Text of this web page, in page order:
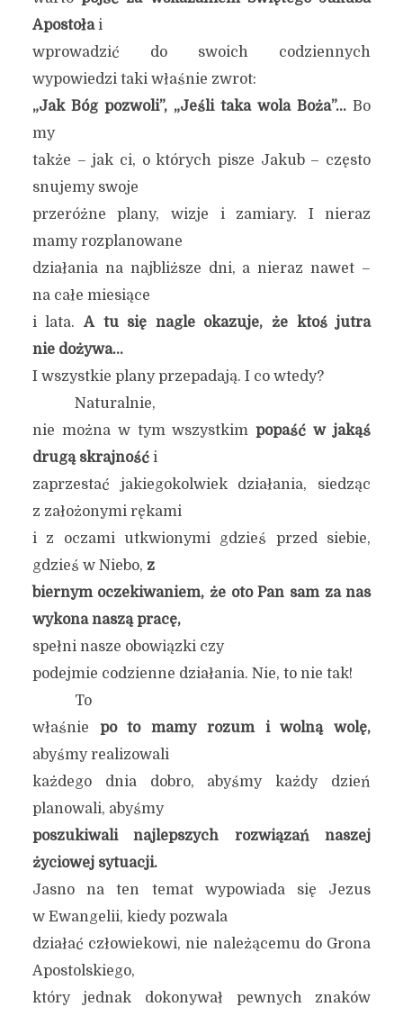
Apostołai
wprowadzić do swoich codziennych
wypowiedzi taki właśnie zwrot:
„Jak Bóg pozwoli”, „Jeśli taka wola Boża”… Bo
my
także – jak ci, o których pisze Jakub – często
snujemy swoje
przeróżne plany, wizje i zamiary. I nieraz
mamy rozplanowane
działania na najbliższe dni, a nieraz nawet –
na całe miesiące
i lata.A tu się nagle okazuje, że ktoś jutra
nie dożywa…
I wszystkie plany przepadają. I co wtedy?
Naturalnie,
nie można w tym wszystkimpopaść w jakąś
drugą skrajność i
zaprzestać jakiegokolwiek działania, siedząc
z założonymi rękami
i z oczami utkwionymi gdzieś przed siebie,
gdzieś w Niebo, z
biernym oczekiwaniem, że oto Pan sam za nas
wykona naszą pracę,
spełni nasze obowiązki czy
podejmie codzienne działania. Nie, to nie tak!
To
właśnie po to mamy rozum i wolną wolę,
abyśmy realizowali
każdego dnia dobro, abyśmy każdy dzień
planowali, abyśmy
poszukiwali najlepszych rozwiązań naszej
życiowej sytuacji.
Jasno na ten temat wypowiada się Jezus
w Ewangelii, kiedy pozwala
działać człowiekowi, nie należącemu do Grona
Apostolskiego,
który jednak dokonywał pewnych znaków